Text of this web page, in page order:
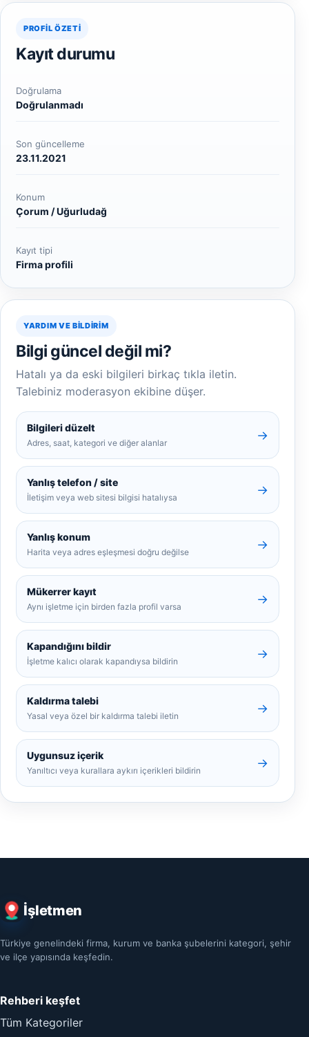
PROFIL ÖZETI
Kayıt durumu
Doğrulama
Doğrulanmadı
Son güncelleme
23.11.2021
Konum
Çorum / Uğurludağ
Kayıt tipi
Firma profili
YARDIM VE BILDIRIM
Bilgi güncel değil mi?
Hatalı ya da eski bilgileri birkaç tıkla iletin.
Talebiniz moderasyon ekibine düşer.
Bilgileri düzelt
Adres, saat, kategori ve diğer alanlar
→
Yanlış telefon / site
İletişim veya web sitesi bilgisi hatalıysa
→
Yanlış konum
Harita veya adres eşleşmesi doğru değilse
→
Mükerrer kayıt
Aynı işletme için birden fazla profil varsa
→
Kapandığını bildir
İşletme kalıcı olarak kapandıysa bildirin
→
Kaldırma talebi
Yasal veya özel bir kaldırma talebi iletin
→
Uygunsuz içerik
Yanıltıcı veya kurallara aykırı içerikleri bildirin
→
İşletmen
Türkiye genelindeki firma, kurum ve banka şubelerini kategori, şehir
ve ilçe yapısında keşfedin.
Rehberi keşfet
Tüm Kategoriler